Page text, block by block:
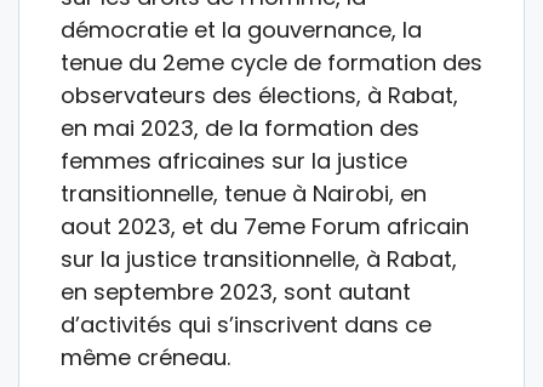
démocratie et la gouvernance, la
tenue du 2eme cycle de formation des
observateurs des élections, à Rabat,
en mai 2023, de la formation des
femmes africaines sur la justice
transitionnelle, tenue à Nairobi, en
aout 2023, et du 7eme Forum africain
sur la justice transitionnelle, à Rabat,
en septembre 2023, sont autant
d’activités qui s’inscrivent dans ce
même créneau.